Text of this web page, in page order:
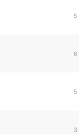
5
6
5
3